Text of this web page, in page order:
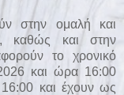
στην ομαλή και
καθώς και στην
το χρονικό
και ώρα 16:00
και έχουν ως